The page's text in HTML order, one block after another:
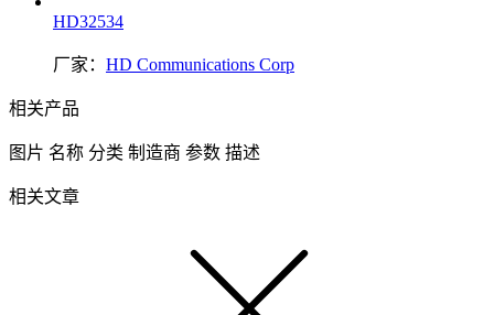
HD32534
厂家： HD Communications Corp
相关产品
图片 名称 分类 制造商 参数 描述
相关文章